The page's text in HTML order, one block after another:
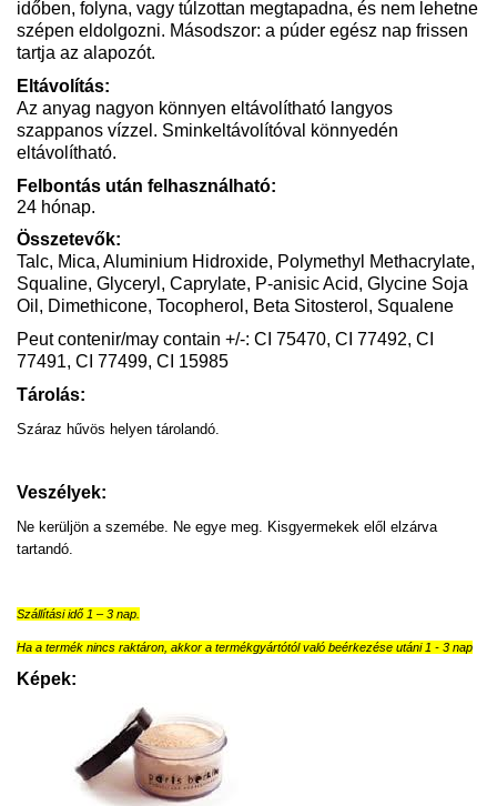
időben, folyna, vagy túlzottan megtapadna, és nem lehetne
szépen eldolgozni. Másodszor: a púder egész nap frissen
tartja az alapozót.
Eltávolítás:
Az anyag nagyon könnyen eltávolítható langyos
szappanos vízzel. Sminkeltávolítóval könnyedén
eltávolítható.
Felbontás után felhasználható:
24 hónap.
Összetevők:
Talc, Mica, Aluminium Hidroxide, Polymethyl Methacrylate,
Squaline, Glyceryl, Caprylate, P-anisic Acid, Glycine Soja
Oil, Dimethicone, Tocopherol, Beta Sitosterol, Squalene
Peut contenir/may contain +/-: CI 75470, CI 77492, CI
77491, CI 77499, CI 15985
Tárolás:
Száraz hűvös helyen tárolandó.
Veszélyek:
Ne kerüljön a szemébe. Ne egye meg. Kisgyermekek elől elzárva
tartandó.
Szállítási idő 1 – 3 nap.
Ha a termék nincs raktáron, akkor a termékgyártótól való beérkezése utáni 1 - 3 nap
Képek: